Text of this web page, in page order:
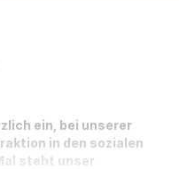
ein, bei unserer
in den sozialen
steht unser